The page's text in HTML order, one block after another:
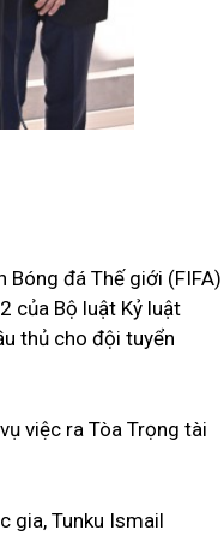
Bóng đá Thế giới (FIFA)
của Bộ luật Kỷ luật
thủ cho đội tuyển
việc ra Tòa Trọng tài
gia, Tunku Ismail